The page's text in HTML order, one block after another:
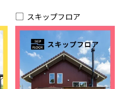
スキップフロア